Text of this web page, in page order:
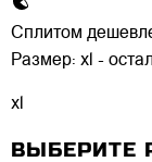
Сплитом
Размер: xl -
xl
ВЫБЕРИТЕ